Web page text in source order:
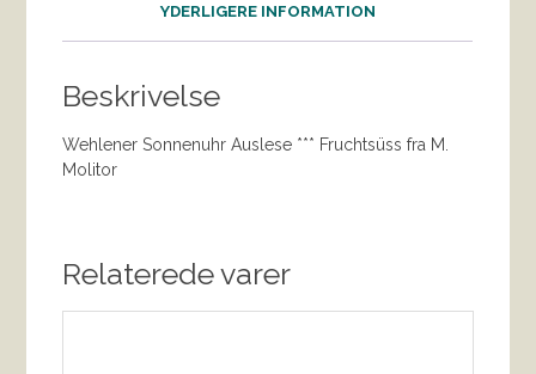
YDERLIGERE INFORMATION
Beskrivelse
Wehlener Sonnenuhr Auslese *** Fruchtsüss fra M.
Molitor
Relaterede varer